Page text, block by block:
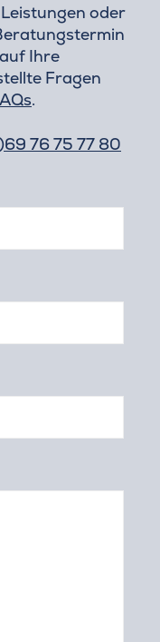
oder
Ihre
Fragen
.
76 75 77 80